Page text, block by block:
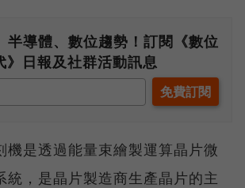
半導體、數位趨勢！訂閱《數位
》日報及社群活動訊息
機是透過能量束繪製運算晶片微
統，是晶片製造商生產晶片的主